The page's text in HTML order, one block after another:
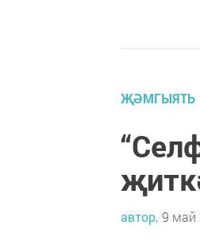
ҖӘМГЫЯТЬ
автор, 9 май